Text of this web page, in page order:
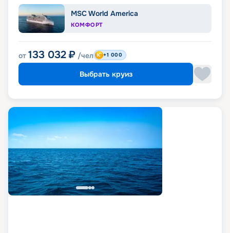
MSC World America
КОМФОРТ
от 133 032 ₽ /чел +1 000
Выбрать круиз